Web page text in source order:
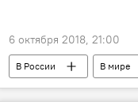
6 октября 2018, 21:00
В России В мире